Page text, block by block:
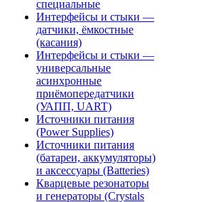
специальные
Интерфейсы и стыки —
датчики, ёмкостные
(касания)
Интерфейсы и стыки —
универсальные
асинхронные
приёмопередатчики
(УАПП, UART)
Источники питания
(Power Supplies)
Источники питания
(батареи, аккумуляторы)
и аксессуары (Batteries)
Кварцевые резонаторы
и генераторы (Crystals